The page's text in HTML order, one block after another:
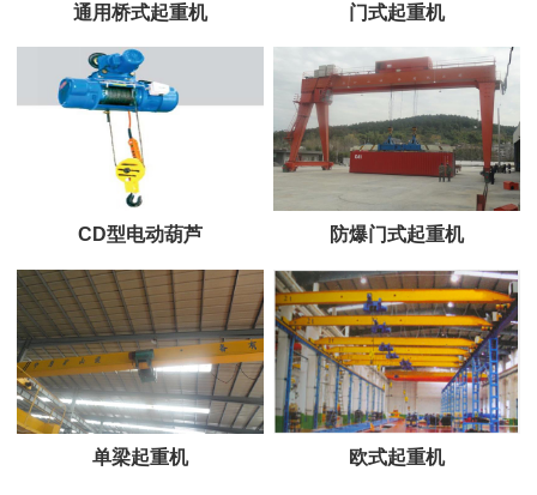
通用桥式起重机 门式起重机
CD型电动葫芦 防爆门式起重机
单梁起重机 欧式起重机